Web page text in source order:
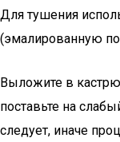
Для тушения
(эмалированную
Выложите в
поставьте на
следует, иначе